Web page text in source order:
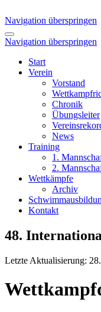
Navigation überspringen
Navigation überspringen
Start
Verein
Vorstand
Chronik
Übungsleiter
News
Training
1.
2.
Wettkämpfe
Archiv
Kontakt
48.
Letzte Aktualisierung: